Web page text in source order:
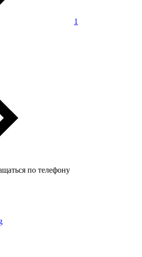
1
по телефону